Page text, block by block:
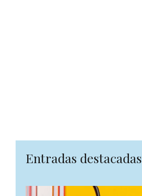
Entradas destacadas